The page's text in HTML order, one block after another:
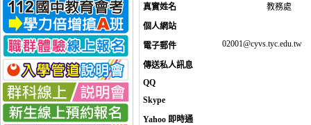
真實姓名
教務處
個人網站
電子郵件
02001@cyvs.tyc.edu.tw
傳送私人訊息
QQ
Skype
Yahoo 即時通